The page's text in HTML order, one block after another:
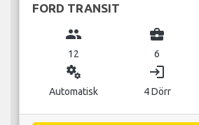
FORD TRANSIT
group
12
business_center
6
miscellaneous_services
Automatisk
login
4 Dörr